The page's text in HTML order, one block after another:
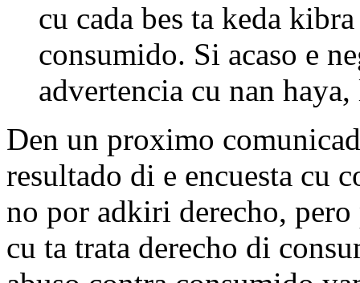
cu cada bes ta keda
consumido. Si acaso e
advertencia cu nan
Den un proximo
resultado di e encuesta cu
no por adkiri derecho,
cu ta trata derecho di